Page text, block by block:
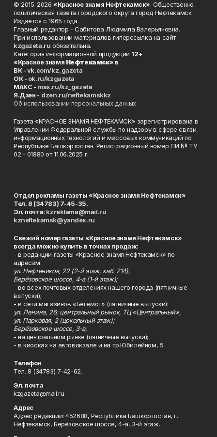
© 2015-2026 «Красное знамя Нефтекамск». Общественно-
политическая газета городского округа город Нефтекамск.
Издаётся с 1965 года.
Главный редактор - Сабитова Людмила Валерьяновна.
При использовании материалов гиперссылка на сайт
kzgazeta.ru обязательна.
Категория информационной продукции 12+
«Красное знамя Нефтекамск» в
ВК -vk.com/kz_gazeta
ОК - ok.ru/kzgazeta
MAKC - max.ru/kz_gazeta
Я.Дзен - dzen.ru/neftekamskkz
Об использовании персональных данных
Газета «КРАСНОЕ ЗНАМЯ НЕФТЕКАМСК» зарегистрирована в
Управлении Федеральной службы по надзору в сфере связи,
информационных технологий и массовых коммуникаций по
Республике Башкортостан. Регистрационный номер ПИ № ТУ
02 - 01880 от 11.06.2025 г.
Отдел рекламы газеты «Красное знамя Нефтекамск»
Тел. 8 (34783) 7-45-35.
Эл. почта: kzreklama@mail.ru
kzneftekamsk@yandex.ru
Свежий номер газеты «Красное знамя Нефтекамск»
всегда можно купить в точках продаж:
- в редакции газеты «Красное знамя Нефтекамск» по
адресам:
ул. Нефтяников, 22 (2-й этаж, каб. 214),
Берёзовское шоссе, 4-а (1-й этаж);
- во всех почтовых отделениях нашего города (пятничные
выпуски);
- в сети магазинов «Бегемот» (пятничные выпуски):
ул. Ленина, 26; центральный рынок, ТЦ «Центральный»,
ул. Парковая, 2 (цокольный этаж);
Берёзовское шоссе, 3-в;
- на центральном рынке (пятничные выпуски);
- в киосках на автовокзале и на пр.Юбилейном, 5.
Телефон
Тел. 8 (34783) 7-42-62.
Эл. почта
kzgazeta@mail.ru
Адрес
Адрес редакции: 452688, Республика Башкортостан, г.
Нефтекамск, Берёзовское шоссе, 4-а, 3-й этаж.